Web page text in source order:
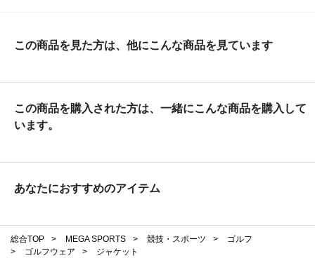
この商品を見た方は、他にこんな商品を見ています
この商品を購入された方は、一緒にこんな商品を購入して
います。
あなたにおすすめのアイテム
総合TOP > MEGA SPORTS > 競技・スポーツ >
ゴルフ
>
ゴルフウェア >
ジャケット